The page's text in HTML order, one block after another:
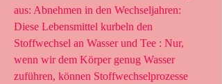
aus: Abnehmen in den Wechseljahren:
Diese Lebensmittel kurbeln den
Stoffwechsel an Wasser und Tee : Nur,
wenn wir dem Körper genug Wasser
zuführen, können Stoffwechselprozesse